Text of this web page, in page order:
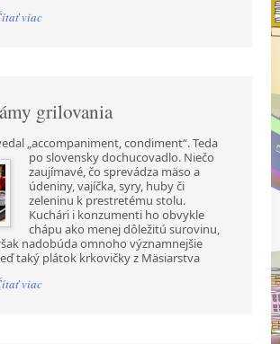
viac
grilovania
„accompaniment, condiment“. Teda
po slovensky dochucovadlo. Niečo
zaujímavé, čo sprevádza mäso a
údeniny, vajíčka, syry, huby či
zeleninu k prestretému stolu.
Kuchári i konzumenti ho obvykle
chápu ako menej dôležitú surovinu,
nadobúda omnoho významnejšie
taký plátok krkovičky z Mäsiarstva
viac